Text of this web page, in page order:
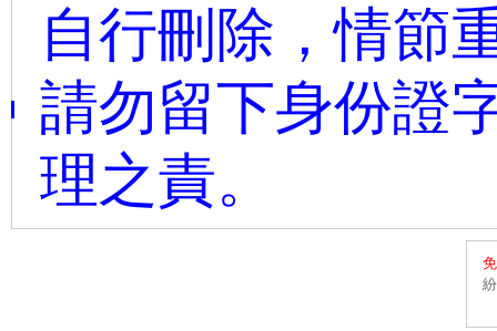
自行刪除，情節
請勿留下身份證
理之責。